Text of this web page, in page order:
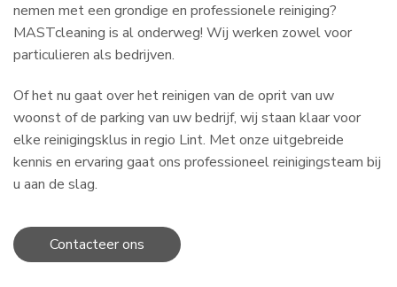
nemen met een grondige en professionele reiniging?
MASTcleaning is al onderweg! Wij werken zowel voor
particulieren als bedrijven.
Of het nu gaat over het reinigen van de oprit van uw
woonst of de parking van uw bedrijf, wij staan klaar voor
elke reinigingsklus in regio Lint. Met onze uitgebreide
kennis en ervaring gaat ons professioneel reinigingsteam bij
u aan de slag.
Contacteer ons